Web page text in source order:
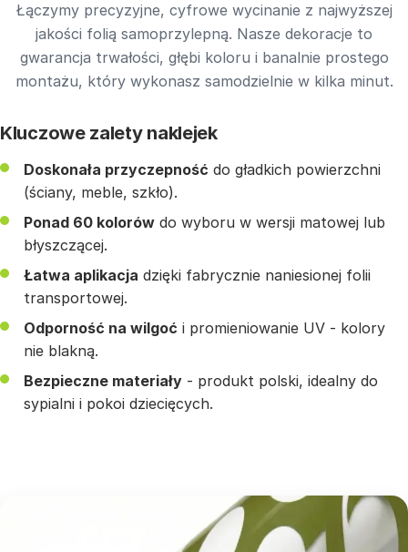
Łączymy precyzyjne, cyfrowe wycinanie z najwyższej
jakości folią samoprzylepną. Nasze dekoracje to
gwarancja trwałości, głębi koloru i banalnie prostego
montażu, który wykonasz samodzielnie w kilka minut.
Kluczowe zalety naklejek
Doskonała przyczepność do gładkich powierzchni
(ściany, meble, szkło).
Ponad 60 kolorów do wyboru w wersji matowej lub
błyszczącej.
Łatwa aplikacja dzięki fabrycznie naniesionej folii
transportowej.
Odporność na wilgoć i promieniowanie UV - kolory
nie blakną.
Bezpieczne materiały - produkt polski, idealny do
sypialni i pokoi dziecięcych.